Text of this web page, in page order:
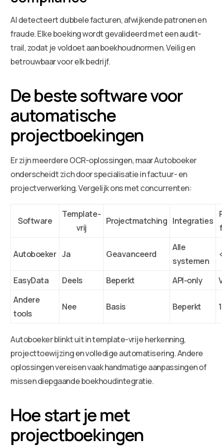
AI detecteert dubbele facturen, afwijkende patronen en
fraude. Elke boeking wordt gevalideerd met een audit-
trail, zodat je voldoet aan boekhoudnormen. Veilig en
betrouwbaar voor elk bedrijf.
De beste software voor
automatische
projectboekingen
Er zijn meerdere OCR-oplossingen, maar Autoboeker
onderscheidt zich door specialisatie in factuur- en
projectverwerking. Vergelijk ons met concurrenten:
Software
Template-
vrij
Projectmatching Integraties
Autoboeker Ja Geavanceerd
Alle
systemen
EasyData Deels Beperkt API-only
Andere
tools
Nee Basis Beperkt
Autoboeker blinkt uit in template-vrije herkenning,
projecttoewijzing en volledige automatisering. Andere
oplossingen vereisen vaak handmatige aanpassingen of
missen diepgaande boekhoudintegratie.
Hoe start je met
projectboekingen